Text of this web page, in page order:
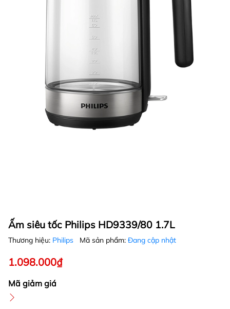
Ấm siêu tốc Philips HD9339/80 1.7L
Thương hiệu: Philips Mã sản phẩm: Đang cập nhật
1.098.000₫
Mã giảm giá